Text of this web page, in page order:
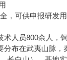
，可供申报研发用
人员800余人，
布在武夷山脉，